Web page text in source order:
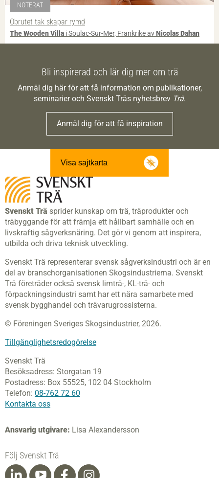
NOTERAT
Obrutet tak skapar rymd
The Wooden Villa i Soulac-Sur-Mer, Frankrike avNicolas Dahan
Bli inspirerad och lär dig mer om trä
Anmäl dig här för att få information om publikationer,
seminarier och Svenskt Träs nyhetsbrev Trä.
Anmäl dig för att få inspiration
Visa sajtkarta
Svenskt Trä sprider kunskap om trä, träprodukter och
träbyggande för att främja ett hållbart samhälle och en
livskraftig sågverksnäring. Det gör vi genom att inspirera,
utbilda och driva teknisk utveckling.
Svenskt Trä representerar svensk sågverksindustri och är en
del av branschorganisationen Skogsindustrierna. Svenskt
Trä företräder också svensk limträ-, KL-trä- och
förpackningsindustri samt har ett nära samarbete med
svensk bygghandel och trävarugrossisterna.
© Föreningen Sveriges Skogsindustrier, 2026.
Tillgänglighetsredogörelse
Svenskt Trä
Besöksadress: Storgatan 19
Postadress: Box 55525, 102 04 Stockholm
Telefon: 08-762 72 60
Kontakta oss
Ansvarig utgivare: Lisa Alexandersson
Följ Svenskt Trä